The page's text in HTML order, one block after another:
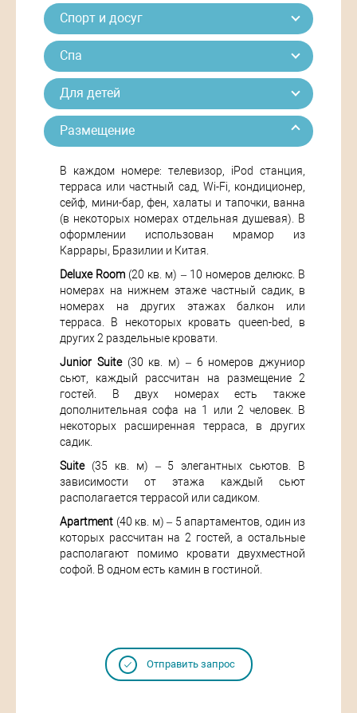
Спорт и досуг
Спа
Для детей
Размещение
В каждом номере: телевизор, iPod станция,
терраса или частный сад, Wi-Fi, кондиционер,
сейф, мини-бар, фен, халаты и тапочки, ванна
(в некоторых номерах отдельная душевая). В
оформлении использован мрамор из
Каррары, Бразилии и Китая.
Deluxe Room (20 кв. м) – 10 номеров делюкс. В
номерах на нижнем этаже частный садик, в
номерах на других этажах балкон или
терраса. В некоторых кровать queen-bed, в
других 2 раздельные кровати.
Junior Suite(30 кв. м) – 6 номеров джуниор
сьют, каждый рассчитан на размещение 2
гостей. В двух номерах есть также
дополнительная софа на 1 или 2 человек. В
некоторых расширенная терраса, в других
садик.
Suite(35 кв. м) – 5 элегантных сьютов. В
зависимости от этажа каждый сьют
располагается террасой или садиком.
Apartment (40 кв. м) – 5 апартаментов, один из
которых рассчитан на 2 гостей, а остальные
располагают помимо кровати двухместной
софой. В одном есть камин в гостиной.
Отправить запрос